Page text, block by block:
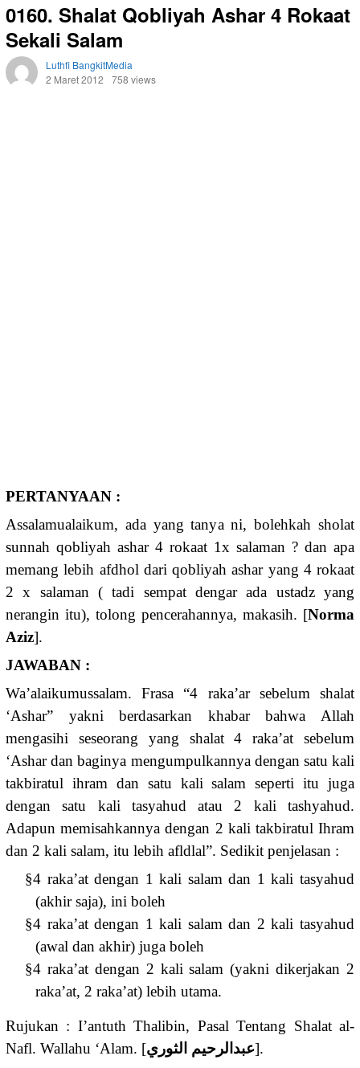
0160. Shalat Qobliyah Ashar 4 Rokaat
Sekali Salam
Luthfi BangkitMedia
2 Maret 2012
758 views
PERTANYAAN :
Assalamualaikum, ada yang tanya ni, bolehkah sholat
sunnah qobliyah ashar 4 rokaat 1x salaman ? dan apa
memang lebih afdhol dari qobliyah ashar yang 4 rokaat
2 x salaman ( tadi sempat dengar ada ustadz yang
nerangin itu), tolong pencerahannya, makasih. [Norma
Aziz].
JAWABAN :
‎Wa’alaikumussalam. Frasa “4 raka’ar sebelum shalat
‘Ashar” yakni berdasarkan khabar bahwa Allah
mengasihi seseorang yang shalat 4 raka’at sebelum
‘Ashar dan baginya mengumpulkannya dengan satu kali
takbiratul ihram dan satu kali salam seperti itu juga
dengan satu kali tasyahud atau 2 kali tashyahud.
Adapun memisahkannya dengan 2 kali takbiratul Ihram
dan 2 kali salam, itu lebih afldlal”. Sedikit penjelasan :
§4 raka’at dengan 1 kali salam dan 1 kali tasyahud
(akhir saja), ini boleh
§4 raka’at dengan 1 kali salam dan 2 kali tasyahud
(awal dan akhir) juga boleh
§4 raka’at dengan 2 kali salam (yakni dikerjakan 2
raka’at, 2 raka’at) lebih utama.
Rujukan : I’antuth Thalibin, Pasal Tentang Shalat al-
Nafl. Wallahu ‘Alam. [عبدالرحيم الثوري].